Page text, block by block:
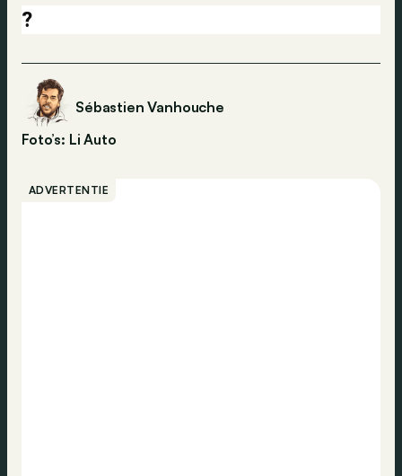
?
Sébastien Vanhouche
Foto’s: Li Auto
ADVERTENTIE